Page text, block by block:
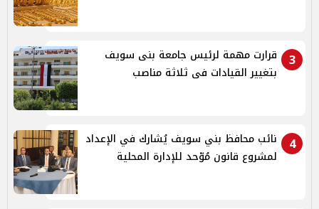
3
قرارت مهمة لرئيس جامعة بنى سويف
بتغيير القيادات فى ثلاثة مناصب
4
نائب محافظ بني سويف يُشارك في الإعداد
لمشروع قانون مُوّحد للإدارة المحلية